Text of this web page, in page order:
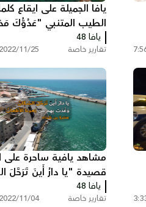
يافا الجميلة على ايقاع
الطيب المتنبي "عَدُوُّكَ
يافا 48
تقارير خاصة 2022/11/25 5:33AM
مشاهد يافية ساحرة على
قصيدة "يا دارُ أَينَ تَرَحَّلَ
يافا 48
تقارير خاصة 2022/11/04 4:44AM